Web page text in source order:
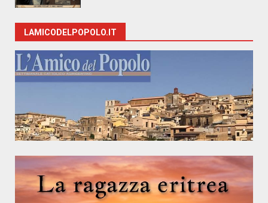
LAMICODELPOPOLO.IT